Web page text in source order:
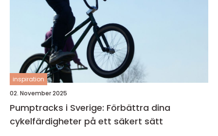
inspiration
02. November 2025
Pumptracks i Sverige: Förbättra dina
cykelfärdigheter på ett säkert sätt